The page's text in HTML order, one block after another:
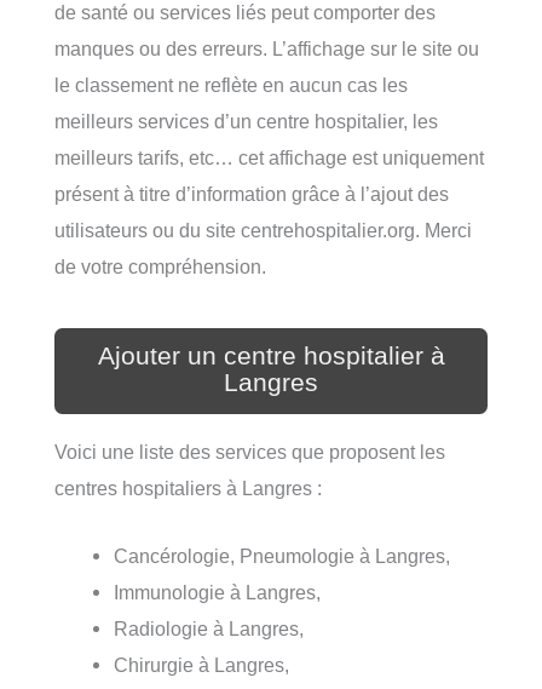
de santé ou services liés peut comporter des
manques ou des erreurs. L’affichage sur le site ou
le classement ne reflète en aucun cas les
meilleurs services d’un centre hospitalier, les
meilleurs tarifs, etc… cet affichage est uniquement
présent à titre d’information grâce à l’ajout des
utilisateurs ou du site centrehospitalier.org. Merci
de votre compréhension.
Ajouter un centre hospitalier à
Langres
Voici une liste des services que proposent les
centres hospitaliers à Langres :
Cancérologie, Pneumologie à Langres,
Immunologie à Langres,
Radiologie à Langres,
Chirurgie à Langres,